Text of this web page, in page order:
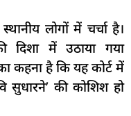
लोगों में चर्चा है।
में उठाया गया
कहना है कि यह कोर्ट में
की कोशिश हो